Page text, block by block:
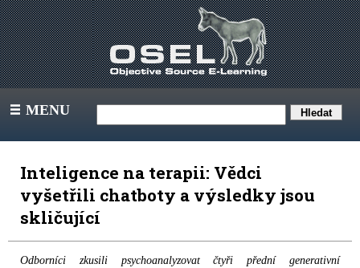
III MENU
Inteligence na terapii: Vědci
vyšetřili chatboty a výsledky jsou
skličující
Odborníci zkusili psychoanalyzovat čtyři přední generativní